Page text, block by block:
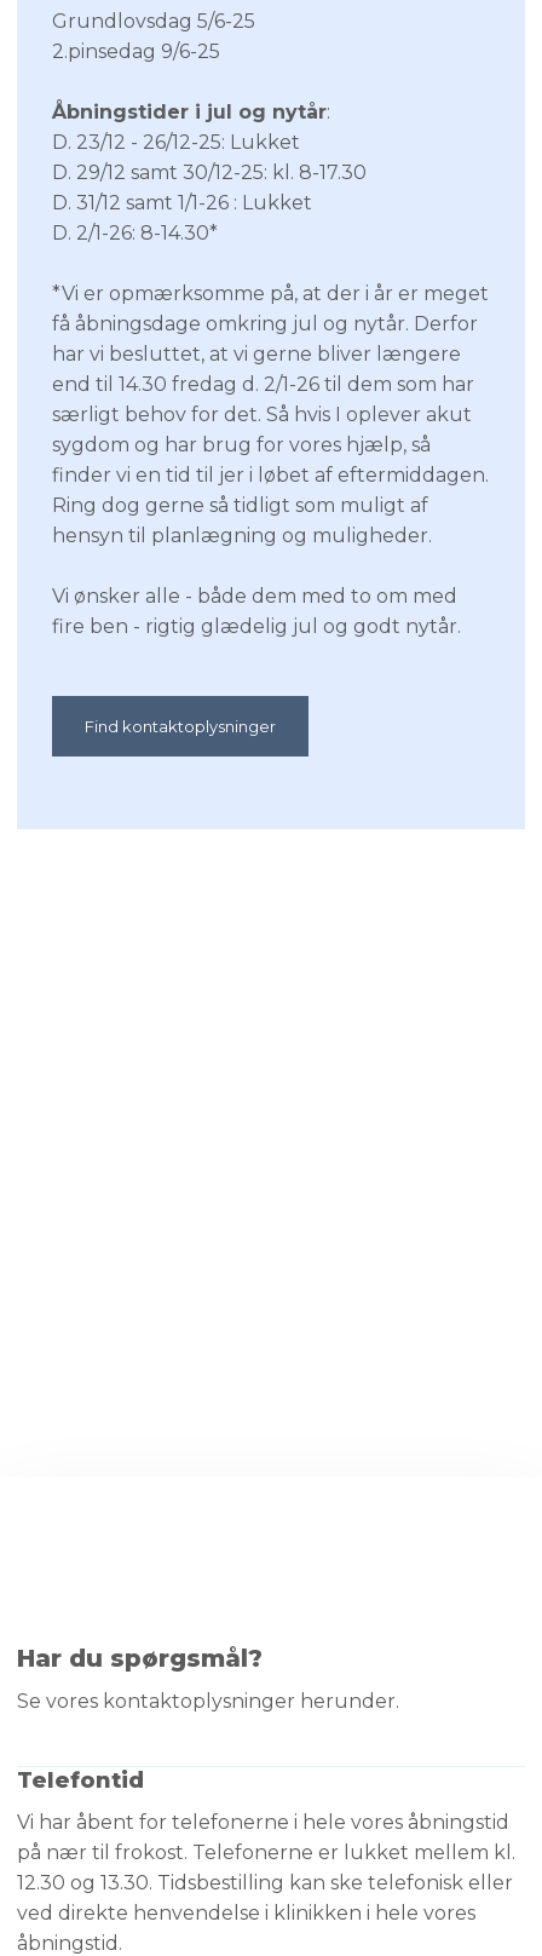
Grundlovsdag 5/6-25
2.pinsedag 9/6-25
Åbningstider i jul og nytår:
D. 23/12 - 26/12-25: Lukket
D. 29/12 samt 30/12-25: kl. 8-17.30
D. 31/12 samt 1/1-26 : Lukket
D. 2/1-26: 8-14.30*
*Vi er opmærksomme på, at der i år er meget
få åbningsdage omkring jul og nytår. Derfor
har vi besluttet, at vi gerne bliver længere
end til 14.30 fredag d. 2/1-26 til dem som har
særligt behov for det. Så hvis I oplever akut
sygdom og har brug for vores hjælp, så
finder vi en tid til jer i løbet af eftermiddagen.
Ring dog gerne så tidligt som muligt af
hensyn til planlægning og muligheder.
Vi ønsker alle - både dem med to om med
fire ben - rigtig glædelig jul og godt nytår.
Find kontaktoplysninger
Har du spørgsmål?
Se vores kontaktoplysninger​ herunder.
Telefontid
Vi har åbent for telefonerne i hele vores åbningstid
på nær til frokost. Telefonerne er lukket mellem kl.
12.30 og 13.30. Tidsbestilling kan ske telefonisk eller
ved direkte henvendelse i klinikken i hele vores
åbningstid.